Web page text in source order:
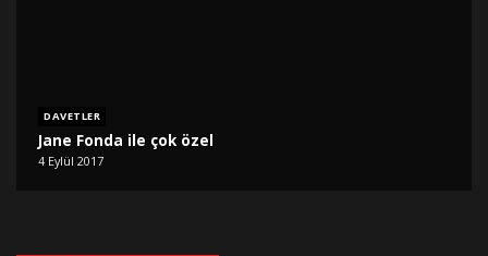
DAVETLER
Jane Fonda ile çok özel
4 Eylül 2017